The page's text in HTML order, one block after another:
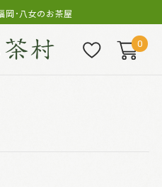
岡･八女のお茶屋
0